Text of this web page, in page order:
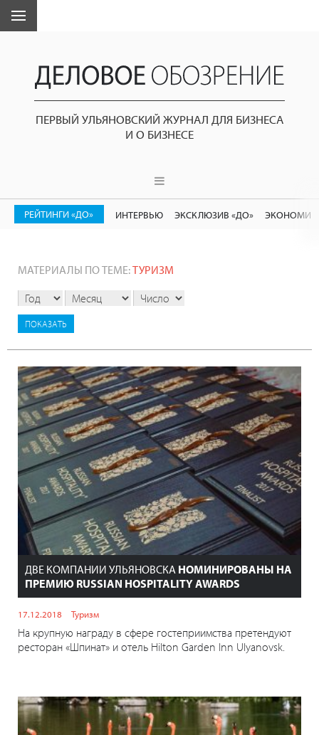
ПЕРВЫЙ УЛЬЯНОВСКИЙ ЖУРНАЛ ДЛЯ БИЗНЕСА
И О БИЗНЕСЕ
РЕЙТИНГИ «ДО» ИНТЕРВЬЮ ЭКСКЛЮЗИВ «ДО»
МАТЕРИАЛЫ ПО ТЕМЕ:ТУРИЗМ
ДВЕ КОМПАНИИ УЛЬЯНОВСКА НОМИНИРОВАНЫ НА
ПРЕМИЮ RUSSIAN HOSPITALITY AWARDS
17.12.2018 Туризм
На крупную награду в сфере гостеприимства претендуют
ресторан «Шпинат» и отель Hilton Garden Inn Ulyanovsk.